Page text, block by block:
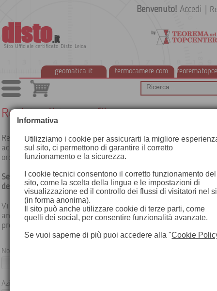
disto.it
Sito Ufficiale certificato Disto Leica
geomatica.it termocamere.com
Benvenuto! Accedi
Registra il tuo profilo
Registrandovi vi verrà creato un profilo di accesso con il quale
accesso all'Area Clienti Teorema con: scontistica riservata,
ordini, download gratuito di manuali e software.
Se siete Rivenditori selezionate l'apposito campo ed allegate
della Visura Camerale, vi verrà creato un profilo Rivenditori.
Vi verrà inviata una mail, rispondendo alla quale, riceverete in
anteprima la nostra newsletter mensile con le migliiori
promozioni.
Nome:
Azienda:
Informativa
Utilizziamo i cookie per assicurarti la migliore
sul sito, ci permettono di garantire il corretto
funzionamento e la sicurezza.
I cookie tecnici consentono il corretto funzionamento del
sito, come la scelta della lingua e le impostazioni di
visualizzazione ed il controllo dei flussi di visitatori nel
(in forma anonima).
Il sito può anche utilizzare cookie di terze parti, come
quelli dei social, per consentire funzionalità avanzate.
Se vuoi saperne di più puoi accedere alla "Cookie